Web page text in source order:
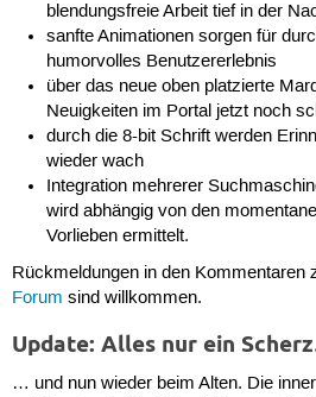
blendungsfreie Arbeit tief in der
sanfte Animationen sorgen für
humorvolles Benutzererlebnis
über das neue oben platzierte
Neuigkeiten im Portal jetzt noch
durch die 8-bit Schrift werden
wieder wach
Integration mehrerer
wird abhängig von den
Vorlieben ermittelt.
Rückmeldungen in den Kommentaren
Forum sind willkommen.
Update: Alles nur ein
… und nun wieder beim Alten. Die